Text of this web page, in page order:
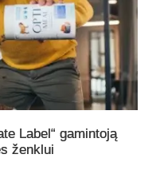
Label“ gamintoją
ženklui